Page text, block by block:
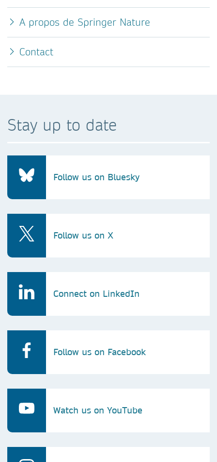
A propos de Springer Nature
Contact
Stay up to date
Follow us on Bluesky
Follow us on X
Connect on LinkedIn
Follow us on Facebook
Watch us on YouTube